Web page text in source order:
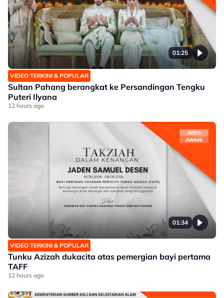
01:25
VIDEO TERKINI & POPULAR
Sultan Pahang berangkat ke Persandingan Tengku
Puteri Ilyana
12 hours ago
01:34
VIDEO TERKINI & POPULAR
Tunku Azizah dukacita atas pemergian bayi pertama
TAFF
12 hours ago